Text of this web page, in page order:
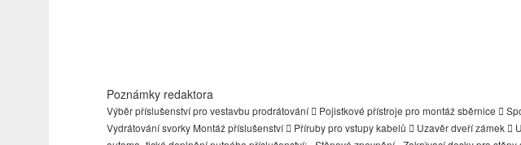
Poznámky redaktora
Výběr příslušenství pro vestavbu prodrátování  Pojistkové přístroje pro montáž sběrnice 
Vydrátování svorky Montáž příslušenství  Příruby pro vstupy kabelů  Uzavěr dveří zámek